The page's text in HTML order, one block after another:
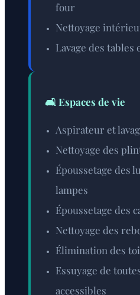
four
Nettoyage
Lavage des tables
🛋️ Espaces de vie
Aspirateur et
Nettoyage des
Époussetage des
lampes
Époussetage des
Nettoyage des
Élimination des
Essuyage de
accessibles